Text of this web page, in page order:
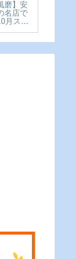
磨】安
名店で
月スタ
ビュー